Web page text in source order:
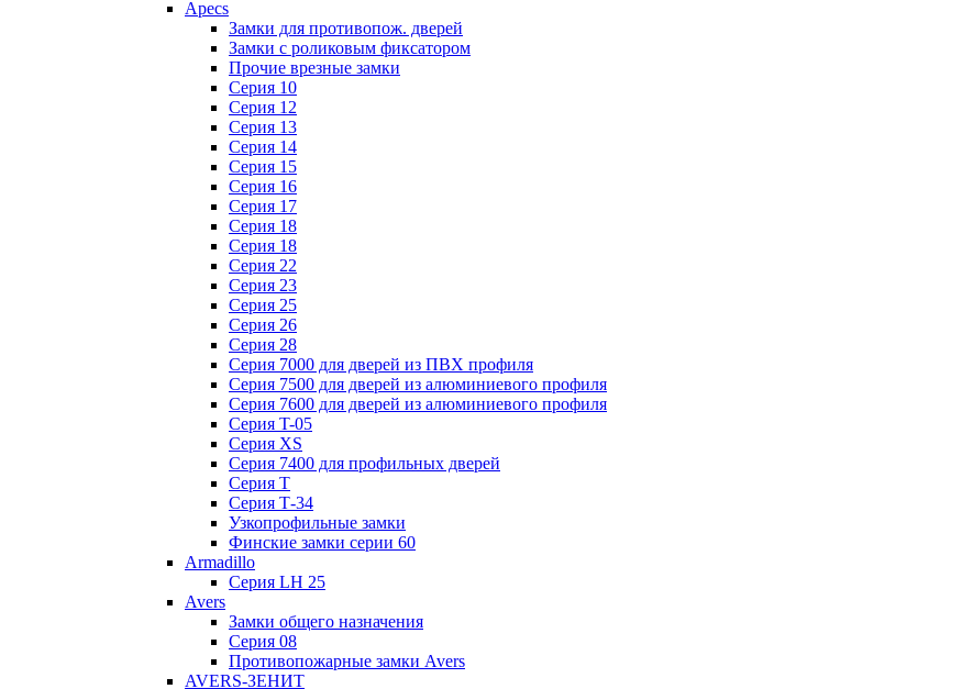
Apecs
Замки для противопож. дверей
Замки с роликовым фиксатором
Прочие врезные замки
Серия 10
Серия 12
Серия 13
Серия 14
Серия 15
Серия 16
Серия 17
Серия 18
Серия 18
Серия 22
Серия 23
Серия 25
Серия 26
Серия 28
Серия 7000 для дверей из ПВХ профиля
Серия 7500 для дверей из алюминиевого профиля
Серия 7600 для дверей из алюминиевого профиля
Серия T-05
Серия XS
Серия 7400 для профильных дверей
Серия Т
Серия Т-34
Узкопрофильные замки
Финские замки серии 60
Armadillo
Серия LH 25
Avers
Замки общего назначения
Серия 08
Противопожарные замки Avers
AVERS-ЗЕНИТ